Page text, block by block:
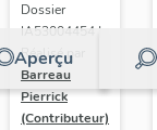
Aperçu
Dossier
IA53004454 |
Réalisé par
Barreau
Pierrick
(Contributeur)